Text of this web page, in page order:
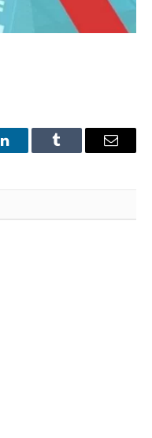
LinkedInTumblr Email